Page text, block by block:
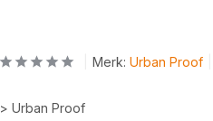
Merk: Urban Proof
> Urban Proof